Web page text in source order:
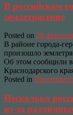
В российском
землетрясение
Posted on 28
В районе города-
произошло
Об этом сообщили в
Краснодарского
Posted in
Несколько
из-за